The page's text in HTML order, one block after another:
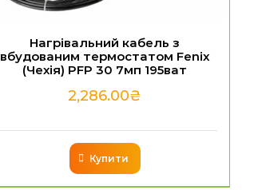
Нагрівальний кабель з
вбудованим термостатом Fenix
(Чехія) PFP 30 7мп 195ват
2,286.00₴
Купити